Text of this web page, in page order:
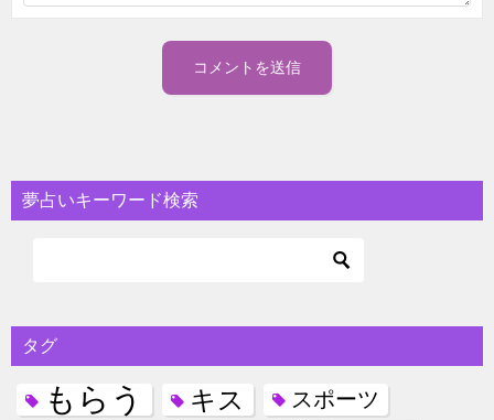
夢占いキーワード検索
タグ
もらう キス スポーツ